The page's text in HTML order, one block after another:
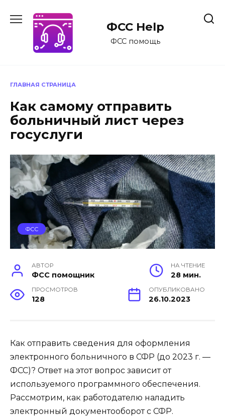
содержанию
ФСС Help
ФСС помощь
ГЛАВНАЯ СТРАНИЦА
Как самому отправить
больничный лист через
госуслуги
ФСС
АВТОР
ФСС помощник
НА ЧТЕНИЕ
28 мин.
ПРОСМОТРОВ
128
ОПУБЛИКОВАНО
26.10.2023
Как отправить сведения для оформления
электронного больничного в СФР (до 2023 г. —
ФСС)? Ответ на этот вопрос зависит от
используемого программного обеспечения.
Рассмотрим, как работодателю наладить
электронный документооборот с СФР.